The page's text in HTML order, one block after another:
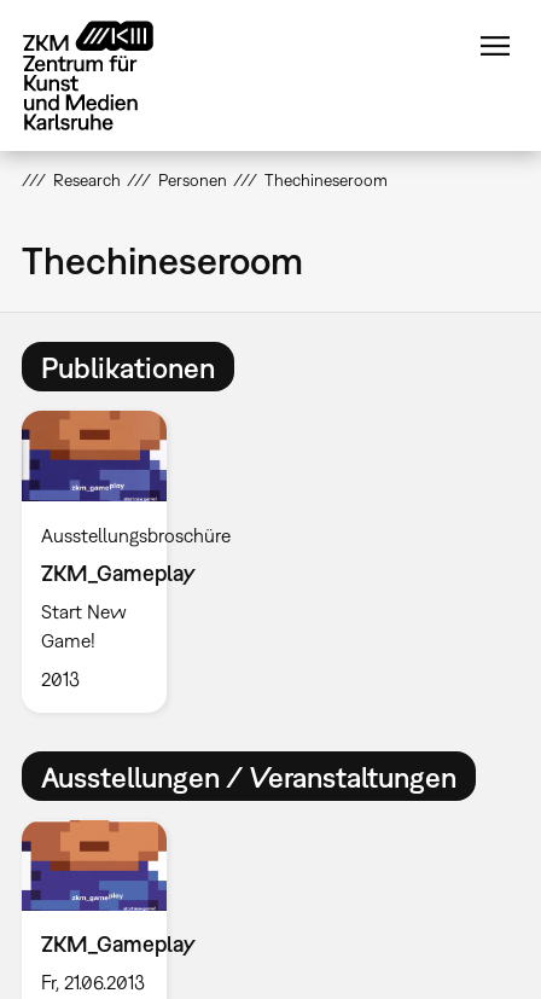
zum
Inhalt
Research Personen Thechineseroom
Thechineseroom
Publikationen
Ausstellungsbroschüre
ZKM_Gameplay
Start New
Game!
2013
Ausstellungen / Veranstaltungen
ZKM_Gameplay
Fr, 21.06.2013